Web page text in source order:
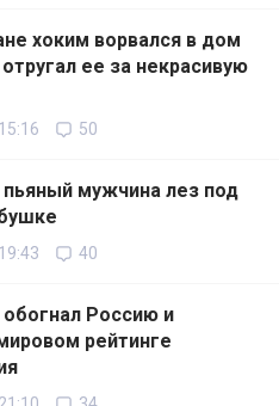
хоким ворвался в дом
ее за некрасивую
50
мужчина лез под
40
Россию и
рейтинге